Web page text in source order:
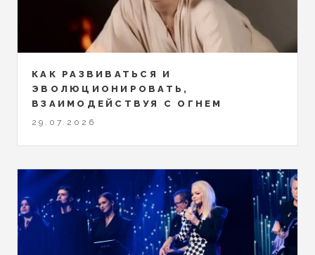
КАК РАЗВИВАТЬСЯ И
ЭВОЛЮЦИОНИРОВАТЬ,
ВЗАИМОДЕЙСТВУЯ С ОГНЕМ
29.07.2026